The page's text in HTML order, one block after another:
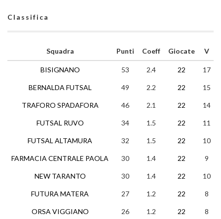
Classifica
Squadra
BISIGNANO
BERNALDA FUTSAL
TRAFORO SPADAFORA
FUTSAL RUVO
FUTSAL ALTAMURA
FARMACIA CENTRALE PAOLA
NEW TARANTO
FUTURA MATERA
ORSA VIGGIANO
Punti Coeff Giocate V
53 2.4 22 17
49 2.2 22 15
46 2.1 22 14
34 1.5 22 11
32 1.5 22 10
30 1.4 22 9
30 1.4 22 10
27 1.2 22 8
26 1.2 22 8